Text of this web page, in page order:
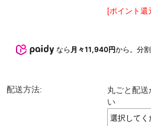
[ポイント還
なら 月々11,940円から。分
配送方法:
丸ごと配送
い